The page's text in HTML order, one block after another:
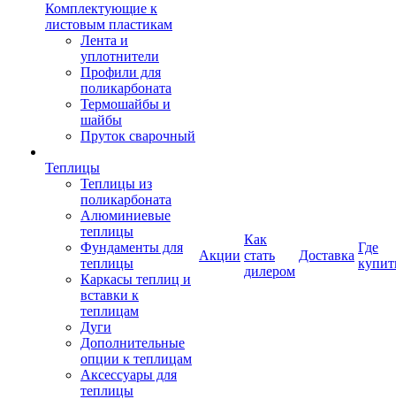
Комплектующие к
листовым пластикам
Лента и
уплотнители
Профили для
поликарбоната
Термошайбы и
шайбы
Пруток сварочный
Теплицы
Теплицы из
поликарбоната
Алюминиевые
теплицы
Фундаменты для
теплицы
Каркасы теплиц и
вставки к
теплицам
Дуги
Дополнительные
опции к теплицам
Аксессуары для
теплицы
Акции
Как
стать
дилером
Доставка
Где